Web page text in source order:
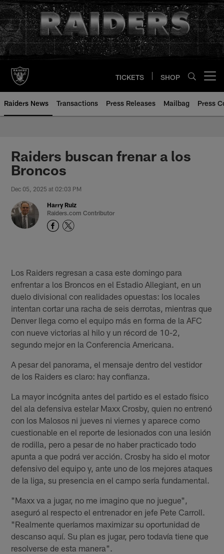
Skip
to
main
content
TICKETS SHOP
Raiders News Transactions Press Releases Mailbag Press
Raiders buscan frenar a los
Broncos
Dec 05, 2025 at 02:03 PM
Harry Ruiz
Raiders.com Contributor
Los Raiders regresan a casa este domingo para
enfrentar a los Broncos en el Estadio Allegiant, en un
duelo divisional con realidades opuestas: los locales
intentan cortar una racha de seis derrotas, mientras que
Denver llega como el equipo más en forma de la AFC
con nueve victorias al hilo y un récord de 10-2,
segundo mejor en la Conferencia Americana.
A pesar del panorama, el mensaje dentro del vestidor
de los Raiders es claro: hay confianza.
La mayor incógnita antes del partido es el estado físico
del ala defensiva estelar Maxx Crosby, quien no entrenó
con los Malosos ni jueves ni viernes y aparece como
cuestionable en el reporte de lesionados con una lesión
de rodilla, pero a pesar de no haber practicado todo
apunta a que podrá ver acción. Crosby ha sido el motor
defensivo del equipo y, ante uno de los mejores ataques
de la liga, su presencia en el campo sería fundamental.
"Maxx va a jugar, no me imagino que no juegue",
aseguró al respecto el entrenador en jefe Pete Carroll.
"Realmente queríamos maximizar su oportunidad de
descanso aquí. Su plan es jugar, pero todavía tiene que
resolverse de esta manera".